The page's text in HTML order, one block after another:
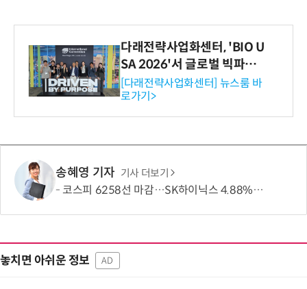
다래전략사업화센터, 'BIO U
SA 2026'서 글로벌 빅파마
와의 비즈니스 미팅 지원…K
-바이오 해외 진출 교두보 확
보
[다래전략사업화센터] 뉴스룸 바
로가기>
송혜영 기자 기사 더보기
코스피 6258선 마감…SK하이닉스 4.88% 내려
놓치면 아쉬운 정보 AD